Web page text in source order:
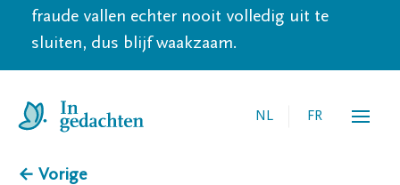
fraude vallen echter nooit volledig uit te
sluiten, dus blijf waakzaam.
NL FR
← Vorige